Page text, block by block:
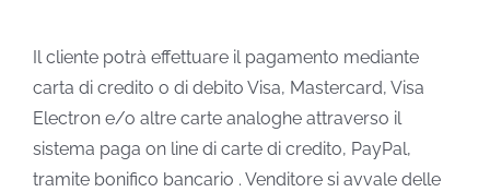
Il cliente potrà effettuare il pagamento mediante
carta di credito o di debito Visa, Mastercard, Visa
Electron e/o altre carte analoghe attraverso il
sistema paga on line di carte di credito, PayPal,
tramite bonifico bancario . Venditore si avvale delle